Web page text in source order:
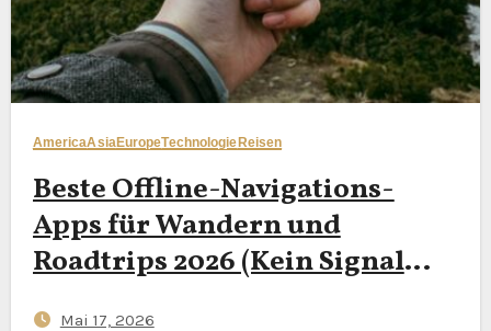
AmericaAsiaEuropeTechnologieReisen
Beste Offline-Navigations-
Apps für Wandern und
Roadtrips 2026 (Kein Signal
Mai 17, 2026